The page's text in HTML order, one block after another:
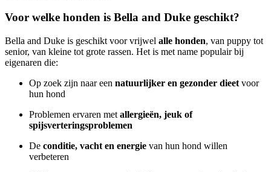
Voor welke honden is Bella and Duke geschikt?
Bella and Duke is geschikt voor vrijwel alle honden, van puppy tot
senior, van kleine tot grote rassen. Het is met name populair bij
eigenaren die:
Op zoek zijn naar een natuurlijker en gezonder dieet voor
hun hond
Problemen ervaren met allergieën, jeuk of
spijsverteringsproblemen
De conditie, vacht en energie van hun hond willen
verbeteren